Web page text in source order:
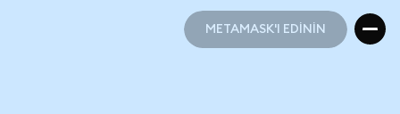
METAMASK'I EDİNİN